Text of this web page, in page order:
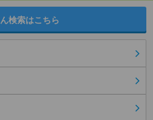
検索はこちら